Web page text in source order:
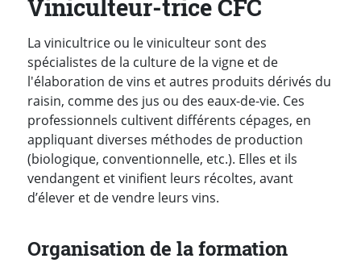
Viniculteur-trice CFC
La vinicultrice ou le viniculteur sont des
spécialistes de la culture de la vigne et de
l'élaboration de vins et autres produits dérivés du
raisin, comme des jus ou des eaux-de-vie. Ces
professionnels cultivent différents cépages, en
appliquant diverses méthodes de production
(biologique, conventionnelle, etc.). Elles et ils
vendangent et vinifient leurs récoltes, avant
d’élever et de vendre leurs vins.
Organisation de la formation